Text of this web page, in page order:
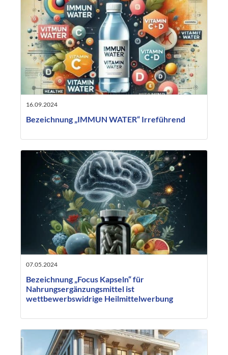
16.09.2024
Bezeichnung „IMMUN WATER“ Irreführend
07.05.2024
Bezeichnung „Focus Kapseln“ für
Nahrungsergänzungsmittel ist
wettbewerbswidrige Heilmittelwerbung